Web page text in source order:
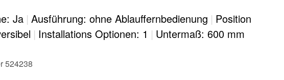
Ja | Ausführung: ohne Ablauffernbedienung | Position
| Installations Optionen: 1 | Untermaß: 600 mm
524238